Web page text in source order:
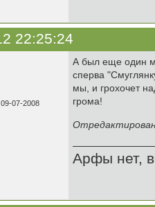
22:25:24
07-2008
А был еще один
сперва
мы, и грохочет
грома!
Арфы нет,